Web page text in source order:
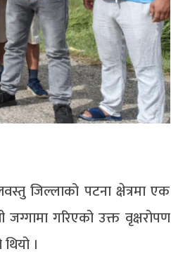
जिल्लाको पटना क्षेत्रमा एक
गरिएको उक्त वृक्षरोपण
।